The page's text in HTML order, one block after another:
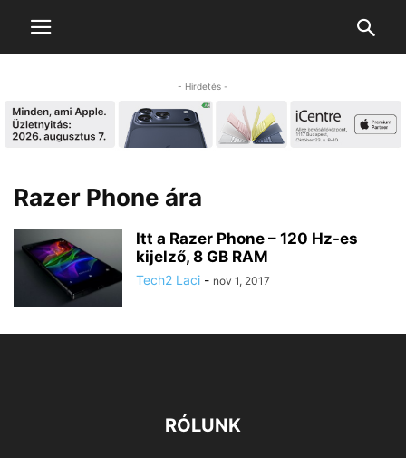
- Hirdetés -
Razer Phone ára
Itt a Razer Phone – 120 Hz-es
kijelző, 8 GB RAM
Tech2 Laci - nov 1, 2017
RÓLUNK